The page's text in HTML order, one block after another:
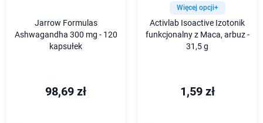
Jarrow Formulas
Ashwagandha 300 mg - 120
kapsułek
98,69 zł
Więcej opcji+
Activlab Isoactive Izotonik
funkcjonalny z Maca, arbuz -
31,5 g
1,59 zł